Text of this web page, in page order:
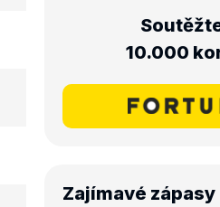
10.000
Zajímavé zápasy